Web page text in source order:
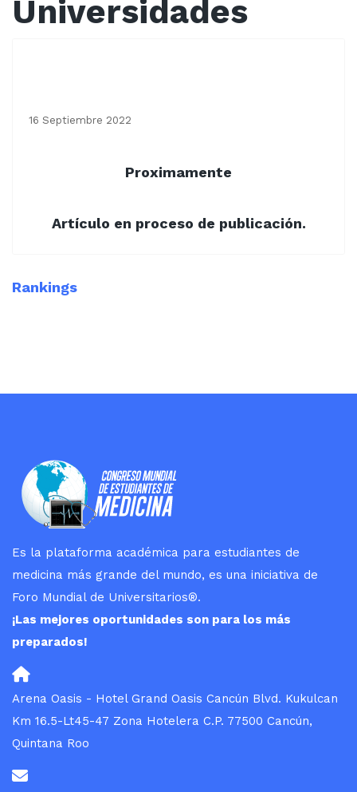
Universidades
16 Septiembre 2022
Proximamente
Artículo en proceso de publicación.
Rankings
Es la plataforma académica para estudiantes de
medicina más grande del mundo, es una iniciativa de
Foro Mundial de Universitarios®.
¡Las mejores oportunidades son para los más
preparados!
Arena Oasis - Hotel Grand Oasis Cancún Blvd. Kukulcan
Km 16.5-Lt45-47 Zona Hotelera C.P. 77500 Cancún,
Quintana Roo